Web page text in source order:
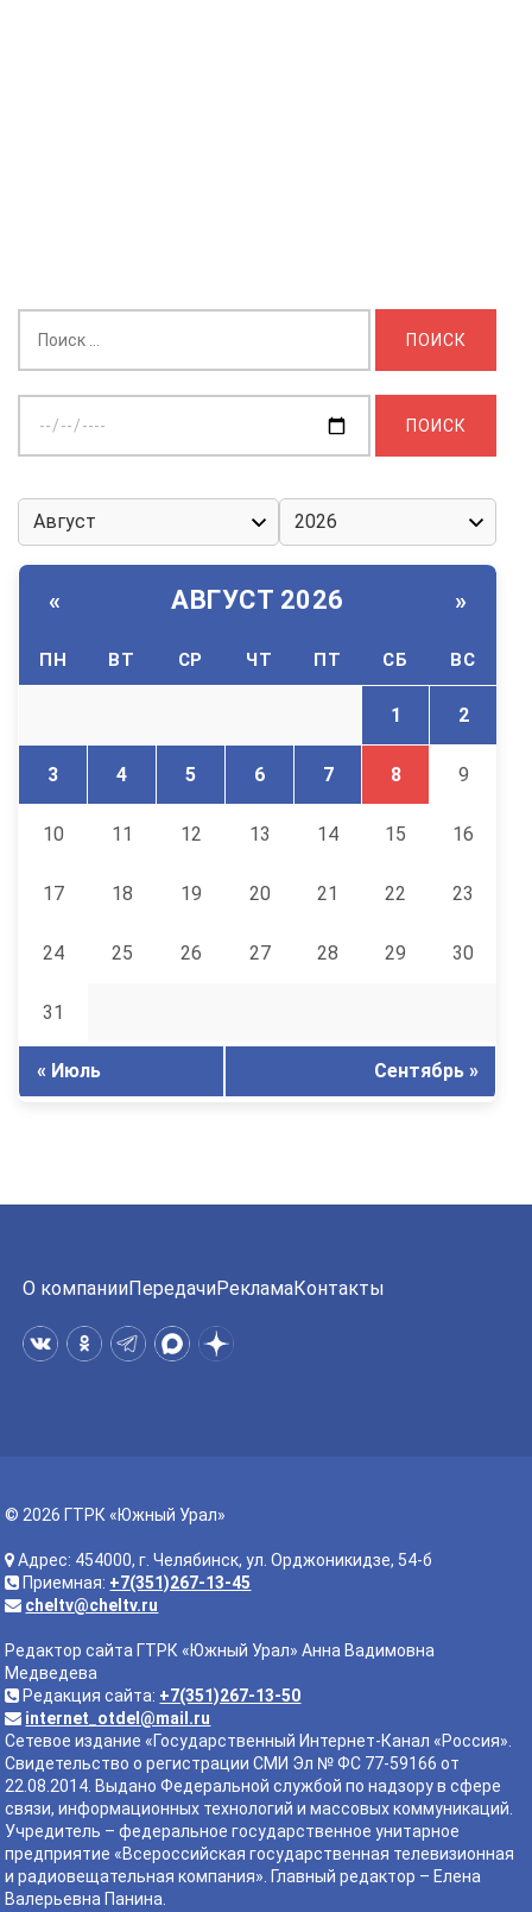
дату:
« АВГУСТ 2026 »
ПН ВТ СР ЧТ ПТ СБ ВС
1 2
3 4 5 6 7 8 9
10 11 12 13 14 15 16
17 18 19 20 21 22 23
24 25 26 27 28 29 30
31
« Июль Сентябрь »
О компанииПередачиРекламаКонтакты
© 2026 ГТРК «Южный Урал»
Адрес: 454000, г. Челябинск, ул. Орджоникидзе, 54-б
Приемная: +7(351)267-13-45
cheltv@cheltv.ru
Редактор сайта ГТРК «Южный Урал» Анна Вадимовна
Медведева
Редакция сайта: +7(351)267-13-50
internet_otdel@mail.ru
Сетевое издание «Государственный Интернет-Канал «Россия».
Свидетельство о регистрации СМИ Эл № ФС 77-59166 от
22.08.2014. Выдано Федеральной службой по надзору в сфере
связи, информационных технологий и массовых коммуникаций.
Учредитель – федеральное государственное унитарное
предприятие «Всероссийская государственная телевизионная
и радиовещательная компания». Главный редактор – Елена
Валерьевна Панина.